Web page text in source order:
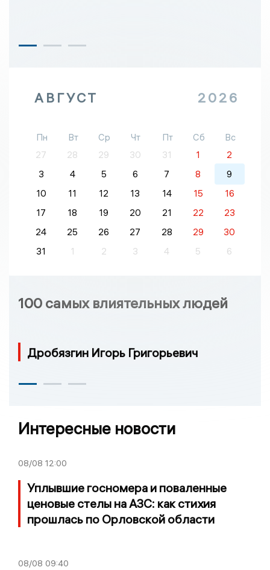
АВГУСТ 2026
Пн Вт Ср Чт Пт Сб
Вс
27
28 29 30 31 1
2
3
4 5 6 7 8
9
10
11 12 13 14 15
16
17
18 19 20 21 22
23
24
25 26 27 28 29
30
31
1 2 3 4 5 6
100 самых влиятельных людей
Дробязгин Игорь Григорьевич
Интересные новости
08/08 12:00
Уплывшие госномера и поваленные
ценовые стелы на АЗС: как стихия
прошлась по Орловской области
08/08 09:40